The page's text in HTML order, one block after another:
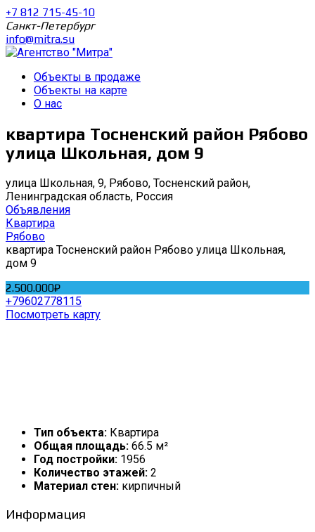
+7 812 715-45-10
Санкт-Петербург
info@mitra.su
Объекты в продаже
Объекты на карте
О нас
квартира Тосненский район Рябово
улица Школьная, дом 9
улица Школьная, 9, Рябово, Тосненский район,
Ленинградская область, Россия
Объявления
Квартира
Рябово
квартира Тосненский район Рябово улица Школьная,
дом 9
2.500.000₽
+79602778115
Посмотреть карту
Тип объекта: Квартира
Общая площадь: 66.5 м²
Год постройки: 1956
Количество этажей: 2
Материал стен: кирпичный
Информация